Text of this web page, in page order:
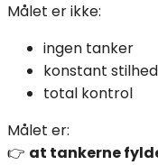
Målet er ikke:
ingen tanker
konstant stilhed
total kontrol
Målet er:
👉 at tankerne